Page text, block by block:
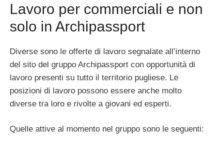
Lavoro per commerciali e non
solo in Archipassport
Diverse sono le offerte di lavoro segnalate all’interno
del sito del gruppo Archipassport con opportunità di
lavoro presenti su tutto il territorio pugliese. Le
posizioni di lavoro possono essere anche molto
diverse tra loro e rivolte a giovani ed esperti.
Quelle attive al momento nel gruppo sono le seguenti: